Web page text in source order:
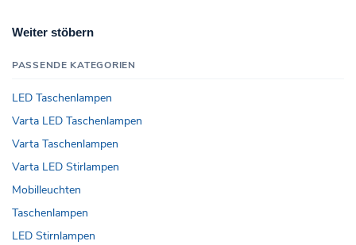
Weiter stöbern
PASSENDE KATEGORIEN
LED Taschenlampen
Varta LED Taschenlampen
Varta Taschenlampen
Varta LED Stirlampen
Mobilleuchten
Taschenlampen
LED Stirnlampen